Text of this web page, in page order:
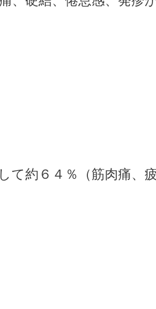
約６４％（筋肉痛、疲